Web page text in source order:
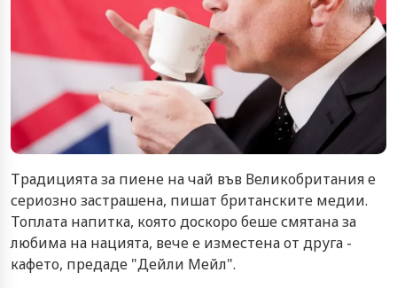
Традицията за пиене на чай във Великобритания е
сериозно застрашена, пишат британските медии.
Топлата напитка, която доскоро беше смятана за
любима на нацията, вече е изместена от друга -
кафето, предаде "Дейли Мейл".